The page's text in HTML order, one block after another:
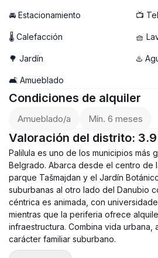
🚘 Estacionamiento 📺
🌡 Calefacción 🧺
🌳 Jardín ♨️
🛋️ Amueblado
Condiciones de alquiler
Amueblado/a Mín. 6 meses
Valoración del distrito:
Palilula es uno de los municipios más
Belgrado. Abarca desde el centro de
parque Tašmajdan y el Jardín
suburbanas al otro lado del Danubio
céntrica es animada, con
mientras que la periferia ofrece
infraestructura. Combina vida urbana,
carácter familiar suburbano.